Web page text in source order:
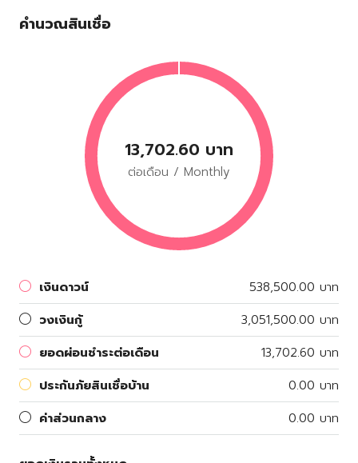
คำนวณสินเชื่อ
13,702.60 บาท
ต่อเดือน / Monthly
เงินดาวน์
538,500.00 บาท
วงเงินกู้
3,051,500.00 บาท
ยอดผ่อนชำระต่อเดือน
13,702.60 บาท
ประกันภัยสินเชื่อบ้าน
0.00 บาท
ค่าส่วนกลาง
0.00 บาท